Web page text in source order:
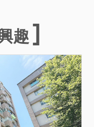
租，目前承租
屋，找到就會
建號677）共同
據107年12月25
調查筆錄記
妹妹指稱有使
車車位及6號
趣